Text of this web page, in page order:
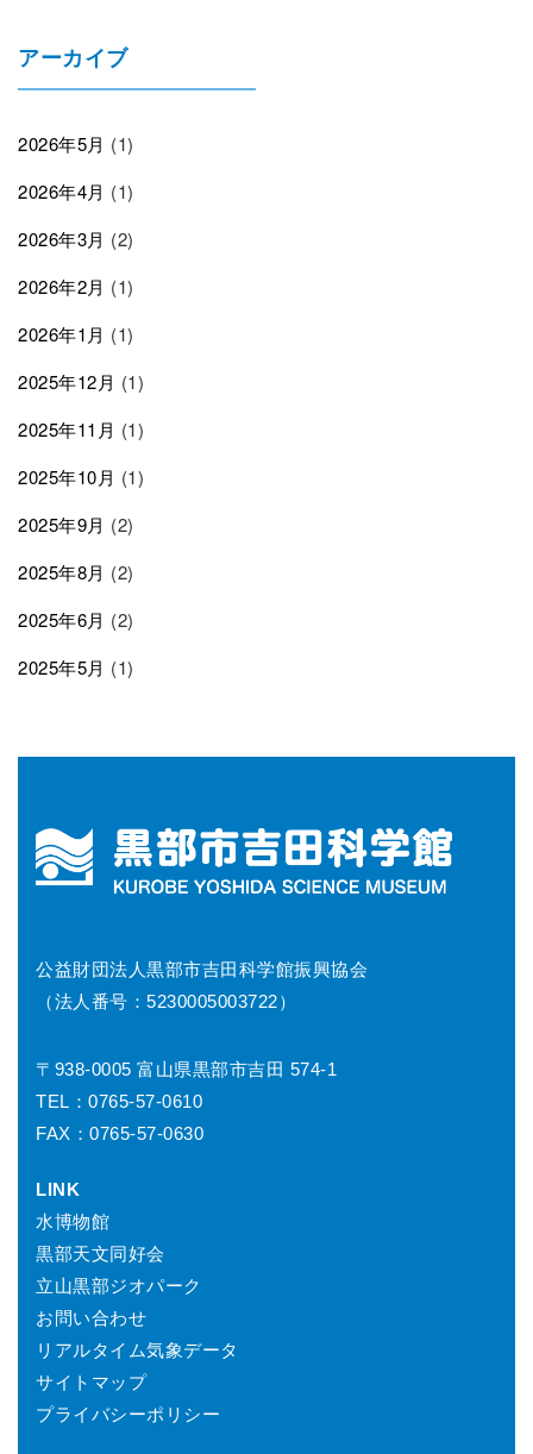
アーカイブ
2026年5月 (1)
2026年4月 (1)
2026年3月 (2)
2026年2月 (1)
2026年1月 (1)
2025年12月 (1)
2025年11月 (1)
2025年10月 (1)
2025年9月 (2)
2025年8月 (2)
2025年6月 (2)
2025年5月 (1)
公益財団法人黒部市吉田科学館振興協会
（法人番号：5230005003722）
〒938-0005 富山県黒部市吉田 574-1
TEL：0765-57-0610
FAX：0765-57-0630
LINK
水博物館
黒部天文同好会
立山黒部ジオパーク
お問い合わせ
リアルタイム気象データ
サイトマップ
プライバシーポリシー